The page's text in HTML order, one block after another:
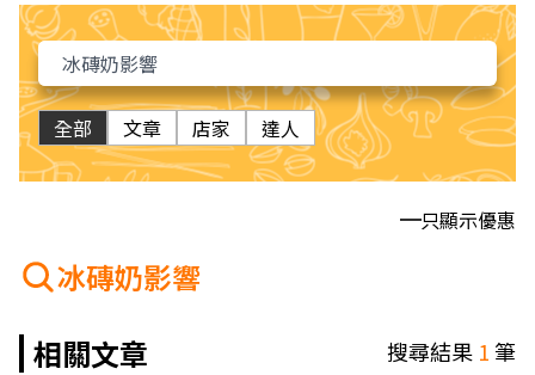
全部 文章 店家 達人
只顯示優惠
冰磚奶影響
相關文章
搜尋結果 1筆